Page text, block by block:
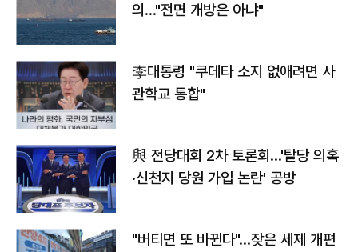
의…"전면 개방은 아냐"
李대통령 "쿠데타 소지 없애려면 사
관학교 통합"
與 전당대회 2차 토론회…'탈당 의혹
·신천지 당원 가입 논란' 공방
"버티면 또 바뀐다"…잦은 세제 개편